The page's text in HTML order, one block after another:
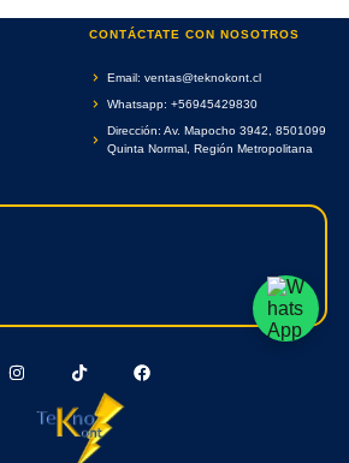
CONTÁCTATE CON NOSOTROS
Email: ventas@teknokont.cl
Whatsapp: +56945429830
Dirección: Av. Mapocho 3942, 8501099
Quinta Normal, Región Metropolitana